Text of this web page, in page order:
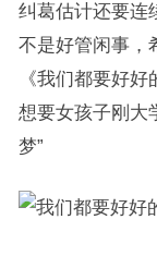
纠葛估计还要连
不是好管闲事，
《我们都要好
想要女孩子刚大
梦”